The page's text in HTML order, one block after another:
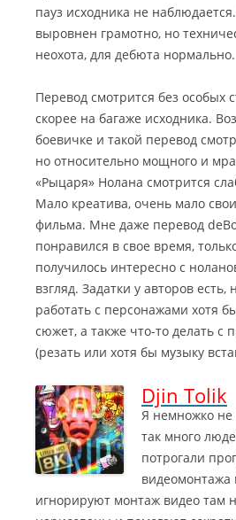
пауз исходника не
выровнен грамотно, но
неохота, для дебюта нормально.
Перевод смотрится без особых
скорее на багаже исходника.
боевичке и такой перевод
но относительно мощного и
«Рыцаря» Нолана смотрится
Мало креатива, очень мало
фильма. Мне даже перевод
понравился в свое время,
получилось интересно с
взгляд. Задатки у авторов есть,
работать с персонажами хотя
сюжет, а также что-то делать с
(резать или хотя бы музыку
Djin Tolik
Я немножко
так много
потрогали
видеомонтажа
игнорируют монтаж видео там